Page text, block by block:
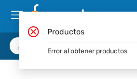
Productos
Error al obtener productos